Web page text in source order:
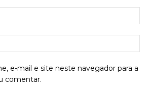
e-mail e site neste navegador para a
comentar.